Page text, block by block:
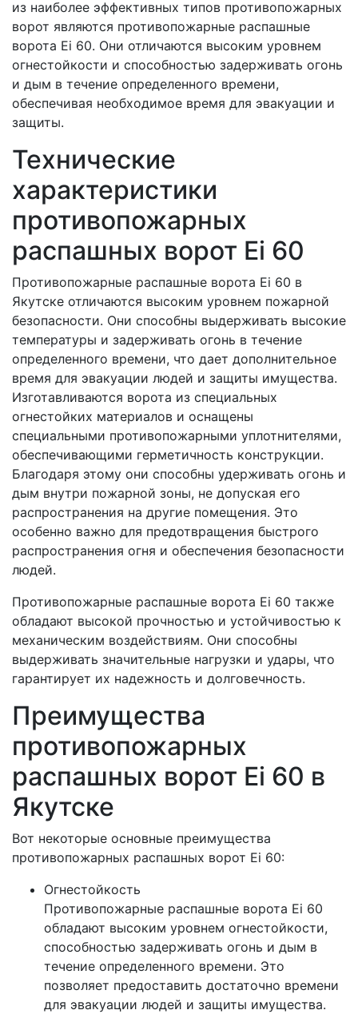
из наиболее эффективных типов противопожарных
ворот являются противопожарные распашные
ворота Ei 60. Они отличаются высоким уровнем
огнестойкости и способностью задерживать огонь
и дым в течение определенного времени,
обеспечивая необходимое время для эвакуации и
защиты.
Технические
характеристики
противопожарных
распашных ворот Ei 60
Противопожарные распашные ворота Ei 60 в
Якутске отличаются высоким уровнем пожарной
безопасности. Они способны выдерживать высокие
температуры и задерживать огонь в течение
определенного времени, что дает дополнительное
время для эвакуации людей и защиты имущества.
Изготавливаются ворота из специальных
огнестойких материалов и оснащены
специальными противопожарными уплотнителями,
обеспечивающими герметичность конструкции.
Благодаря этому они способны удерживать огонь и
дым внутри пожарной зоны, не допуская его
распространения на другие помещения. Это
особенно важно для предотвращения быстрого
распространения огня и обеспечения безопасности
людей.
Противопожарные распашные ворота Ei 60 также
обладают высокой прочностью и устойчивостью к
механическим воздействиям. Они способны
выдерживать значительные нагрузки и удары, что
гарантирует их надежность и долговечность.
Преимущества
противопожарных
распашных ворот Ei 60 в
Якутске
Вот некоторые основные преимущества
противопожарных распашных ворот Ei 60:
Огнестойкость
Противопожарные распашные ворота Ei 60
обладают высоким уровнем огнестойкости,
способностью задерживать огонь и дым в
течение определенного времени. Это
позволяет предоставить достаточно времени
для эвакуации людей и защиты имущества.